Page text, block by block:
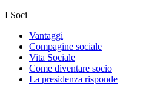
I Soci
Vantaggi
Compagine sociale
Vita Sociale
Come diventare socio
La presidenza risponde